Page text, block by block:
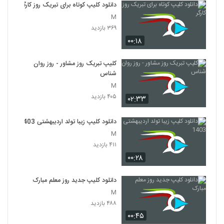
۰۰:۱۸
دانلود کلیپ کوتاه برای تبریک روز کارگر
M
۳۶۹ بازدید
۰۲:۳۳
کلیپ تبریک روز مشاور - روز روان
شناس
M
۴۰۵ بازدید
۰۰:۲۸
دانلود کلیپ زیبا تولد اردیبهشتی 1403
M
۴۱۱ بازدید
۰۰:۴۵
دانلود کلیپ جدید روز معلم مبارک
M
۴۸۸ بازدید